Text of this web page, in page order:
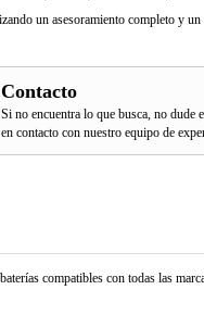
un asesoramiento completo y
Contacto
Si no encuentra lo que busca, no dude
en contacto con nuestro equipo de
compatibles con todas las